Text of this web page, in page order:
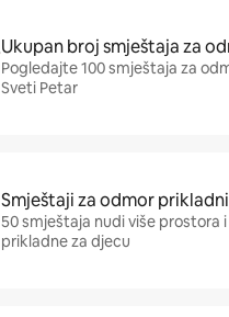
Ukupan broj smještaja za
Pogledajte 100 smještaja za
Sveti Petar
Smještaji za odmor
50 smještaja nudi više prostora
prikladne za djecu